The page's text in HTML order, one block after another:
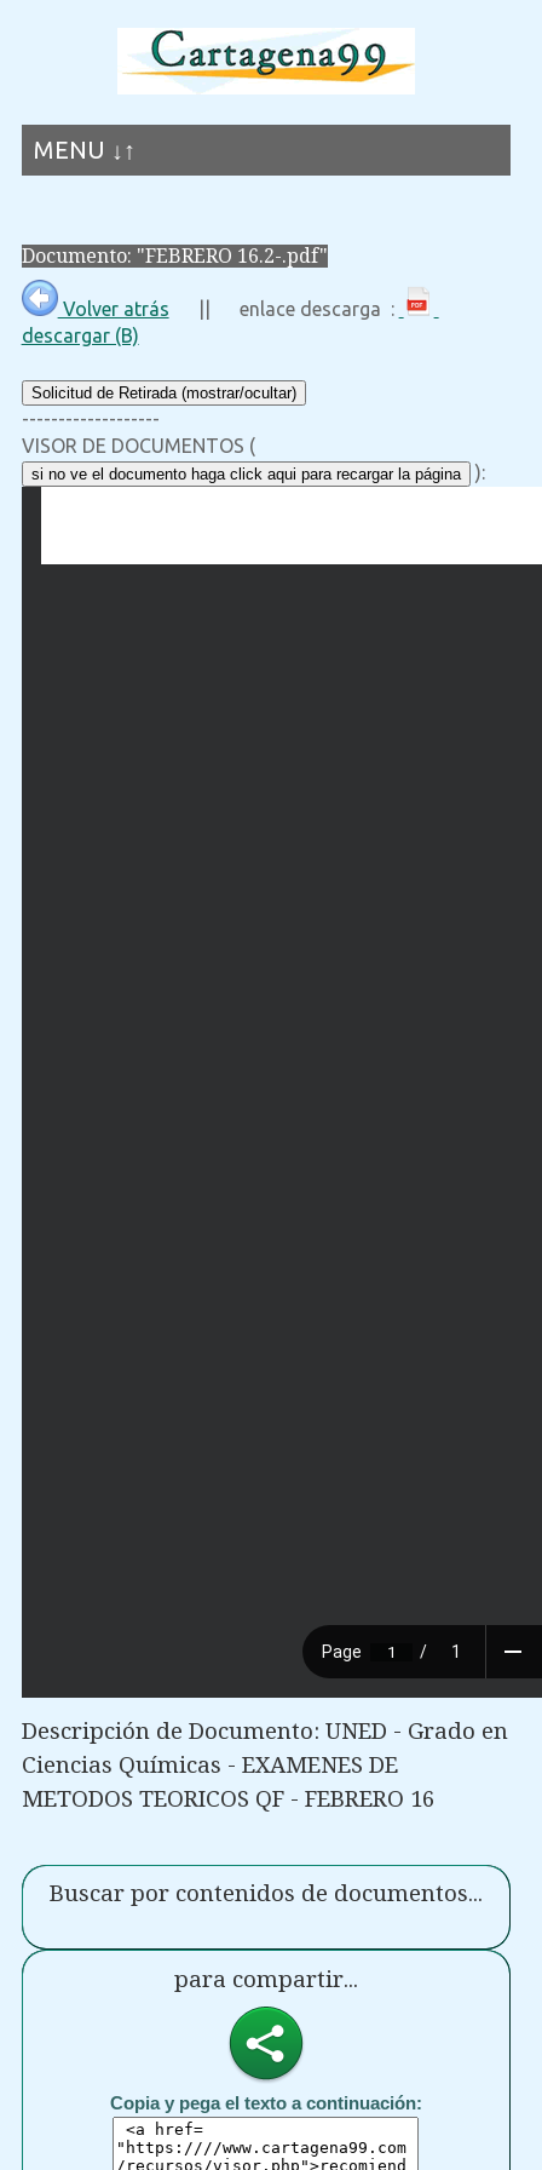
MENU ↓↑
Documento: "FEBRERO 16.2-.pdf"
Volver atrás || enlace descarga :
descargar (B)
Solicitud de Retirada (mostrar/ocultar)
-------------------
VISOR DE DOCUMENTOS (
si no ve el documento haga click aqui para recargar la página ):
Descripción de Documento: UNED - Grado en
Ciencias Químicas - EXAMENES DE
METODOS TEORICOS QF - FEBRERO 16
Buscar por contenidos de documentos...
para compartir...
Copia y pega el texto a continuación: